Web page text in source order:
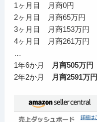
1ヶ月目 月商0円
2ヶ月目 月商65万円
3ヶ月目 月商153万円
4ヶ月目 月商261万円
…
1年6か月
月商505万円
2年2か月
月商2591万円